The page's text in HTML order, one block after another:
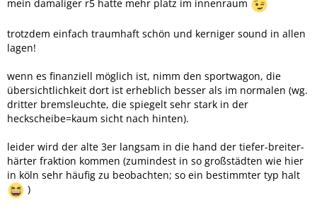
mein damaliger r5 hatte mehr platz im innenraum
trotzdem einfach traumhaft schön und kerniger sound in allen
lagen!
wenn es finanziell möglich ist, nimm den sportwagon, die
übersichtlichkeit dort ist erheblich besser als im normalen (wg.
dritter bremsleuchte, die spiegelt sehr stark in der
heckscheibe=kaum sicht nach hinten).
leider wird der alte 3er langsam in die hand der tiefer-breiter-
härter fraktion kommen (zumindest in so großstädten wie hier
in köln sehr häufig zu beobachten; so ein bestimmter typ halt
)